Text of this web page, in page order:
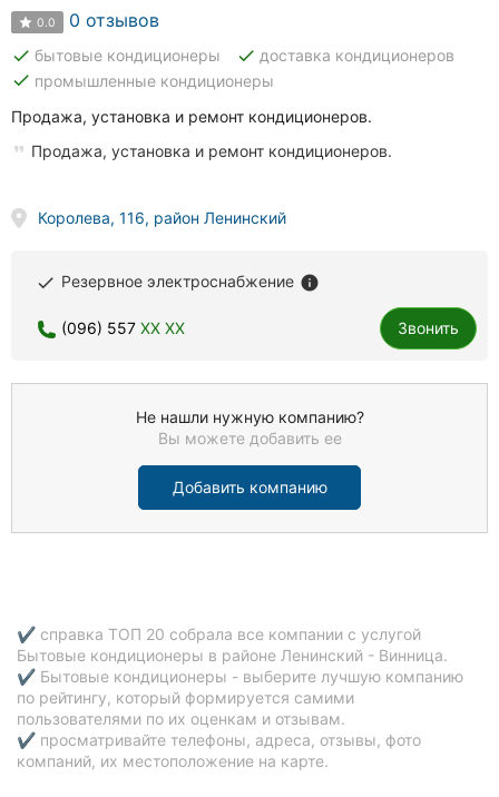
0.0 0 отзывов
done бытовые кондиционеры done доставка кондиционеров
done промышленные кондиционеры
Продажа, установка и ремонт кондиционеров.
Продажа, установка и ремонт кондиционеров.
Королева, 116, район Ленинский
done Резервное электроснабжение info
(096) 557 XX XX Звонить
Не нашли нужную компанию?
Вы можете добавить ее
Добавить компанию
✔ справка ТОП 20 собрала все компании с услугой
Бытовые кондиционеры в районе Ленинский - Винница.
✔ Бытовые кондиционеры - выберите лучшую компанию
по рейтингу, который формируется самими
пользователями по их оценкам и отзывам.
✔ просматривайте телефоны, адреса, отзывы, фото
компаний, их местоположение на карте.